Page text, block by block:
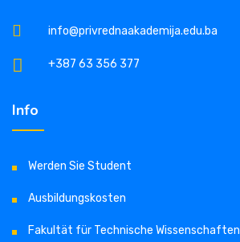
info@privrednaakademija.edu.ba
+387 63 356 377
Info
Werden Sie Student
Ausbildungskosten
Fakultät für Technische Wissenschaften